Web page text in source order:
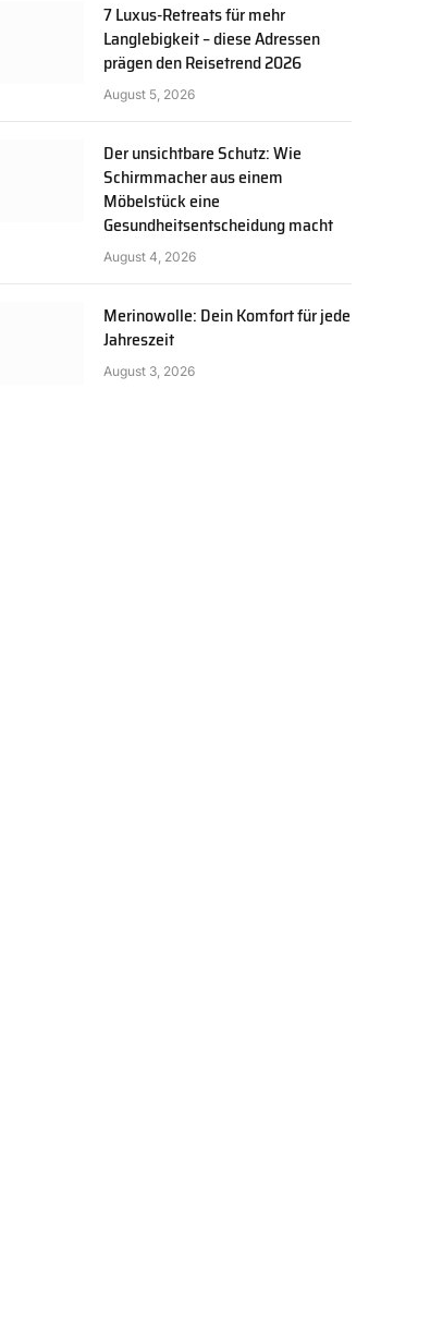
7 Luxus-Retreats für mehr
Langlebigkeit – diese Adressen
prägen den Reisetrend 2026
August 5, 2026
Der unsichtbare Schutz: Wie
Schirmmacher aus einem
Möbelstück eine
Gesundheitsentscheidung macht
August 4, 2026
Merinowolle: Dein Komfort für jede
Jahreszeit
August 3, 2026